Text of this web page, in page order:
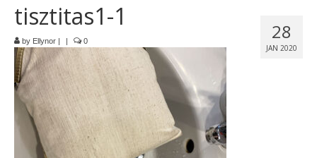
Főoldal
Szettek
Akciós termékek
Táskák
Neszeszerek
28
JAN 2020
tisztitas1-1
by Ellynor | | 0